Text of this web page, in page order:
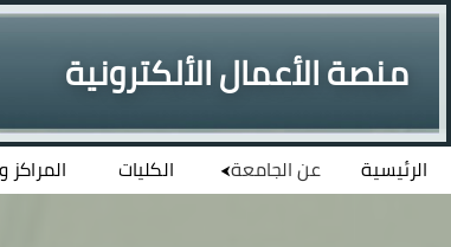
منصة الأعمال الألكترونية
الرئيسية عن الجامعة الكليات المراكز